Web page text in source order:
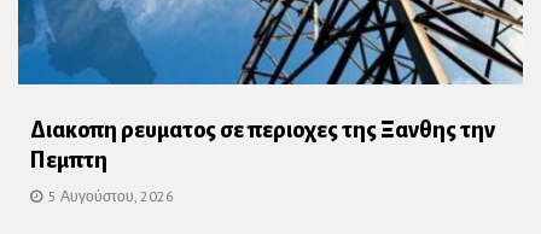
Διακοπη ρευματος σε περιοχες της Ξανθης την
Πεμπτη
5 Αυγούστου, 2026